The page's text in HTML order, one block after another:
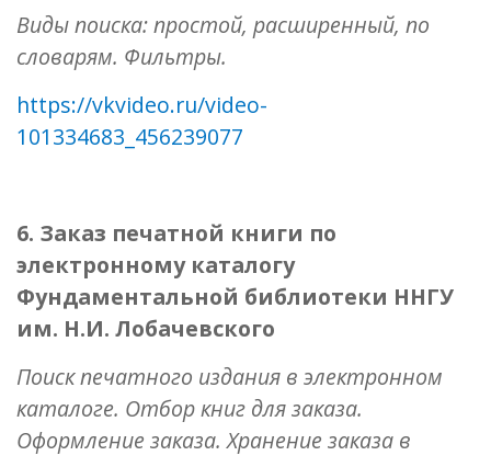
Виды поиска: простой, расширенный, по
словарям. Фильтры.
https://vkvideo.ru/video-
101334683_456239077
6. Заказ печатной книги по
электронному каталогу
Фундаментальной библиотеки ННГУ
им. Н.И. Лобачевского
Поиск печатного издания в электронном
каталоге. Отбор книг для заказа.
Оформление заказа. Хранение заказа в